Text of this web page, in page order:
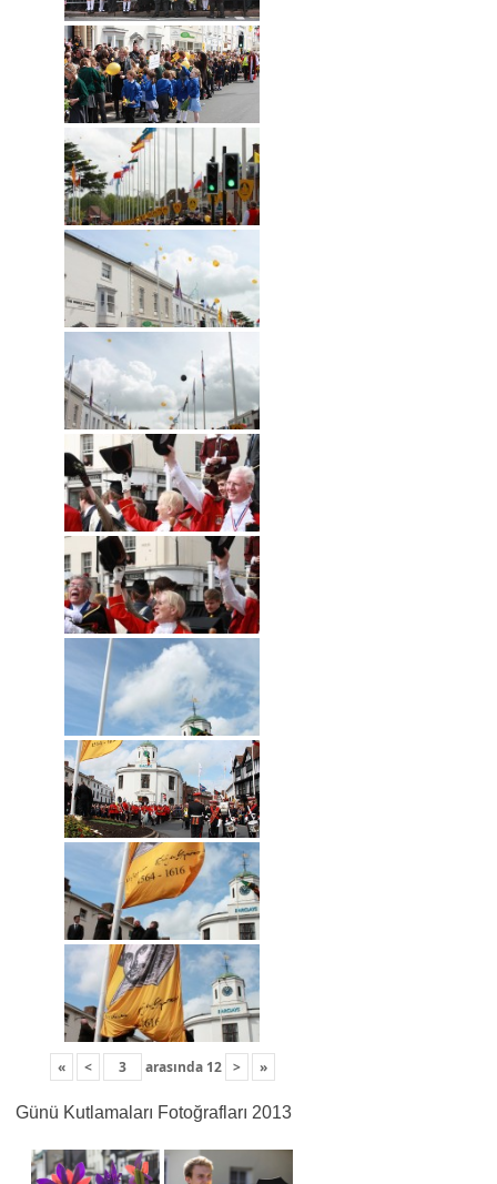
« < arasında 12 > »
Günü Kutlamaları Fotoğrafları 2013